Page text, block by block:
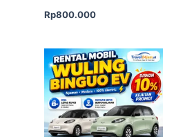
Rp800.000